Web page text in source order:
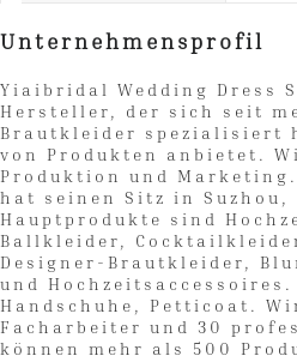
Unternehmensprofil
Yiaibridal Wedding Dress
Hersteller, der sich seit
Brautkleider spezialisiert
von Produkten anbietet.
Produktion und
hat seinen Sitz in Suzhou,
Hauptprodukte sind
Ballkleider,
Designer-Brautkleider,
und
Handschuhe, Petticoat.
Facharbeiter und 30
können mehr als 500